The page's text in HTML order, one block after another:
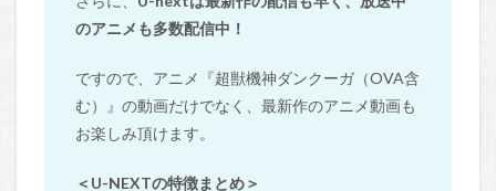
のアニメも多数配信中！
ですので、アニメ『超獣機神ダンクーガ（OVA含
む）』の動画だけでなく、最新作のアニメ動画も
お楽しみ頂けます。
＜U-NEXTの特徴まとめ＞